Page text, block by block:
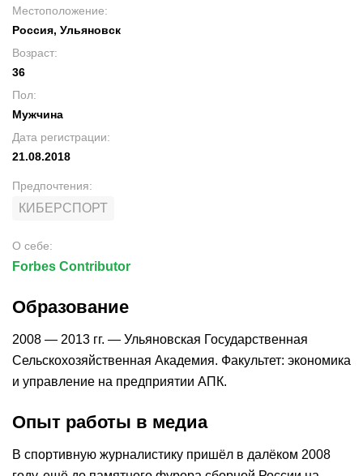
Местоположение:
Россия, Ульяновск
Возраст:
36
Пол:
Мужчина
Дата регистрации:
21.08.2018
Предпочтения:
КИБЕРСПОРТ
О себе:
Forbes Contributor
Образование
2008 — 2013 гг. — Ульяновская Государственная
Сельскохозяйственная Академия. Факультет: экономика
и управление на предприятии АПК.
Опыт работы в медиа
В спортивную журналистику пришёл в далёком 2008